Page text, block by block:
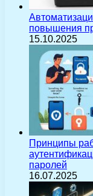
повышения
15.10.2025
Принципы
паролей
16.07.2025